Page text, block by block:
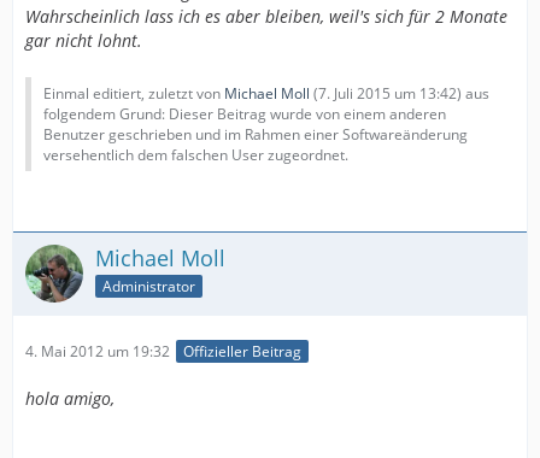
Wahrscheinlich lass ich es aber bleiben, weil's sich für 2 Monate
gar nicht lohnt.
Einmal editiert, zuletzt von Michael Moll (7. Juli 2015 um 13:42) aus
folgendem Grund: Dieser Beitrag wurde von einem anderen
Benutzer geschrieben und im Rahmen einer Softwareänderung
versehentlich dem falschen User zugeordnet.
Michael Moll
Administrator
4. Mai 2012 um 19:32 Offizieller Beitrag
hola amigo,